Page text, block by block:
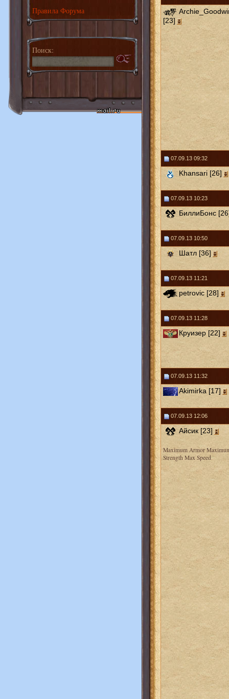
Правила Форума
Поиск:
[23]
07.09.13 09:32
Khansari [26]
07.09.13 10:23
БиллиБонс
07.09.13 10:50
Шатл [36]
07.09.13 11:21
petrovic [28]
07.09.13 11:28
Круизер [22]
07.09.13 11:32
Akimirka [17]
07.09.13 12:06
Айсик [23]
Maximum Armor
Strength Max Speed